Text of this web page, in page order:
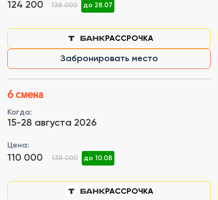
124 200 138 000 до 28.07
РАССРОЧКА
Забронировать место
6 смена
Когда:
15-28 августа 2026
Цена:
110 000 138 000 до 10.08
РАССРОЧКА